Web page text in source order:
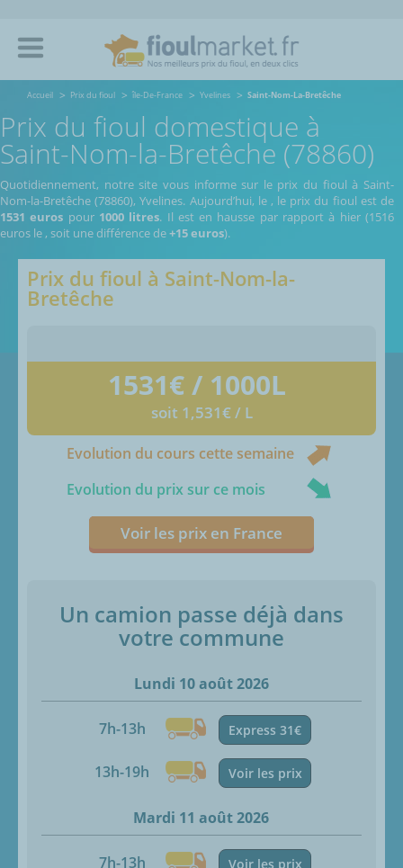
Accueil Prix du fioul île-De-France Yvelines Saint-Nom-La-Bretêche
Prix du fioul domestique à
Saint-Nom-la-Bretêche (78860)
Quotidiennement, notre site vous informe sur le prix du fioul à Saint-
Nom-la-Bretêche (78860), Yvelines. Aujourd’hui, le , le prix du fioul est de
1531 euros pour 1000 litres. Il est en hausse par rapport à hier (1516
euros le , soit une différence de+15 euros).
Prix du fioul à Saint-Nom-la-
Bretêche
1531€ / 1000L
soit 1,531€ / L
Evolution du cours cette semaine
Evolution du prix sur ce mois
Voir les prix en France
Un camion passe déjà dans
votre commune
Lundi 10 août 2026
7h-13h Express 31€
13h-19h Voir les prix
Mardi 11 août 2026
7h-13h Voir les prix